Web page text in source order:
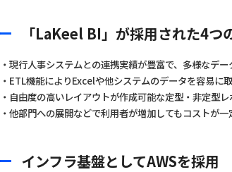
「LaKeel BI」が採用された4つ
・現行人事システムとの連携実績が豊富で、多様なデ
・ETL機能によりExcelや他システムのデータを容易に
・自由度の高いレイアウトが作成可能な定型・非定型
・他部門への展開などで利用者が増加してもコストが
インフラ基盤としてAWSを採用